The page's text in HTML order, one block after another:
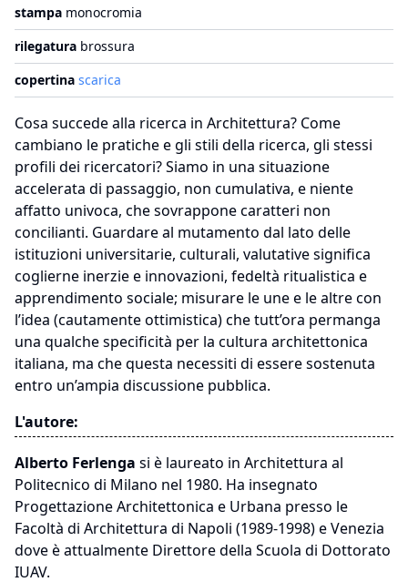
stampa monocromia
rilegatura brossura
copertina scarica
Cosa succede alla ricerca in Architettura? Come
cambiano le pratiche e gli stili della ricerca, gli stessi
profili dei ricercatori? Siamo in una situazione
accelerata di passaggio, non cumulativa, e niente
affatto univoca, che sovrappone caratteri non
concilianti. Guardare al mutamento dal lato delle
istituzioni universitarie, culturali, valutative significa
coglierne inerzie e innovazioni, fedeltà ritualistica e
apprendimento sociale; misurare le une e le altre con
l’idea (cautamente ottimistica) che tutt’ora permanga
una qualche specificità per la cultura architettonica
italiana, ma che questa necessiti di essere sostenuta
entro un’ampia discussione pubblica.
L'autore:
Alberto Ferlenga si è laureato in Architettura al
Politecnico di Milano nel 1980. Ha insegnato
Progettazione Architettonica e Urbana presso le
Facoltà di Architettura di Napoli (1989-1998) e Venezia
dove è attualmente Direttore della Scuola di Dottorato
IUAV.